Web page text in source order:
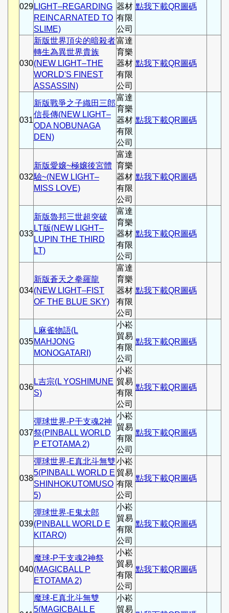
029 LIGHT–REGARDING
REINCARNATED TO
SLIME)
器材
有限
公司
點我下載QR圖碼
030
新版世界頂尖的暗殺者
轉生為異世界貴族
(NEW LIGHT–THE
WORLD'S FINEST
ASSASSIN)
富達
育樂
器材
有限
公司
點我下載QR圖碼
031
新版戰爭之子織田三郎
信長傳(NEW LIGHT–
ODA NOBUNAGA
DEN)
富達
育樂
器材
有限
公司
點我下載QR圖碼
032
新版愛嬢~極嬢後宮體
驗~(NEW LIGHT–
MISS LOVE)
富達
育樂
器材
有限
公司
點我下載QR圖碼
033
新版魯邦三世超突破
LT版(NEW LIGHT–
LUPIN THE THIRD
LT)
富達
育樂
器材
有限
公司
點我下載QR圖碼
034
新版蒼天之拳羅龍
(NEW LIGHT–FIST
OF THE BLUE SKY)
富達
育樂
器材
有限
公司
點我下載QR圖碼
035
L麻雀物語(L
MAHJONG
MONOGATARI)
小崧
貿易
有限
公司
點我下載QR圖碼
036
L吉宗(L YOSHIMUNE
S)
小崧
貿易
有限
公司
點我下載QR圖碼
037
彈球世界-P干支魂2神
祭(PINBALL WORLD
P ETOTAMA 2)
小崧
貿易
有限
公司
點我下載QR圖碼
038
彈球世界-E真北斗無雙
5(PINBALL WORLD E
SHINHOKUTOMUSO
5)
小崧
貿易
有限
公司
點我下載QR圖碼
039
彈球世界-E鬼太郎
(PINBALL WORLD E
KITARO)
小崧
貿易
有限
公司
點我下載QR圖碼
040
魔球-P干支魂2神祭
(MAGICBALL P
ETOTAMA 2)
小崧
貿易
有限
公司
點我下載QR圖碼
魔球-E真北斗無雙
5(MAGICBALL E
小崧
貿易